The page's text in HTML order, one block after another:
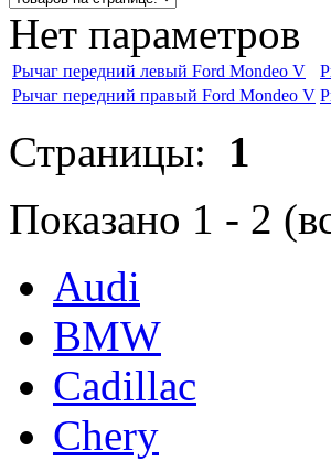
Нет параметров
Рычаг передний левый Ford Mondeo V
Рычаг передний правый Ford Mondeo V
Страницы: 1
Показано 1 - 2
Audi
BMW
Cadillac
Chery